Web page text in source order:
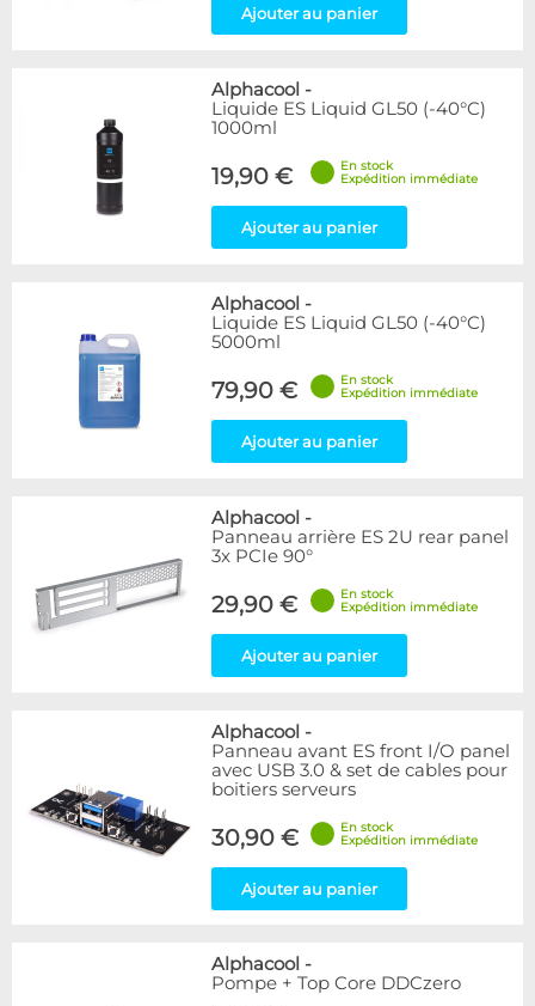
Ajouter au panier
Alphacool -
Liquide ES Liquid GL50 (-40°C)
1000ml
19,90 €
En stock
Expédition immédiate
Ajouter au panier
Alphacool -
Liquide ES Liquid GL50 (-40°C)
5000ml
79,90 €
En stock
Expédition immédiate
Ajouter au panier
Alphacool -
Panneau arrière ES 2U rear panel
3x PCIe 90°
29,90 €
En stock
Expédition immédiate
Ajouter au panier
Alphacool -
Panneau avant ES front I/O panel
avec USB 3.0 & set de cables pour
boitiers serveurs
30,90 €
En stock
Expédition immédiate
Ajouter au panier
Alphacool -
Pompe + Top Core DDCzero